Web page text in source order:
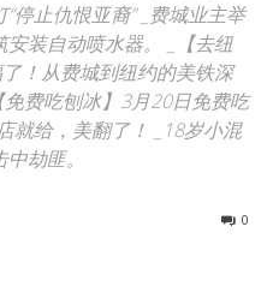
停止仇恨亚裔” _费城业主举
装自动喷水器。 _【去纽
！从费城到纽约的美铁深
费吃刨冰】3月20日免费吃
就给，美翻了！ _18岁小混
劫匪。
0